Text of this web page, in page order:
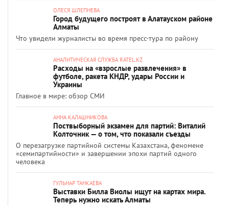
ОЛЕСЯ ШЛЕПНЕВА
Город будущего построят в Алатауском районе
Алматы
Что увидели журналисты во время пресс-тура по району
АНАЛИТИЧЕСКАЯ СЛУЖБА RATEL.KZ
Расходы на «взрослые развлечения» в
футболе, ракета КНДР, удары России и
Украины
Главное в мире: обзор СМИ
АННА КАЛАШНИКОВА
Поствыборный экзамен для партий: Виталий
Колточник — о том, что показали съезды
О перезагрузке партийной системы Казахстана, феномене
«семипартийности» и завершении эпохи партий одного
человека
ГУЛЬНАР ТАНКАЕВА
Выставки Билла Виолы ищут на картах мира.
Теперь нужно искать Алматы